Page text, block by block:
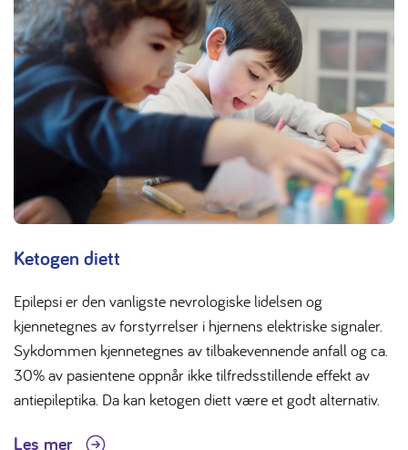
Ketogen diett
Epilepsi er den vanligste nevrologiske lidelsen og
kjennetegnes av forstyrrelser i hjernens elektriske signaler.
Sykdommen kjennetegnes av tilbakevennende anfall og ca.
30% av pasientene oppnår ikke tilfredsstillende effekt av
antiepileptika. Da kan ketogen diett være et godt alternativ.
Les mer